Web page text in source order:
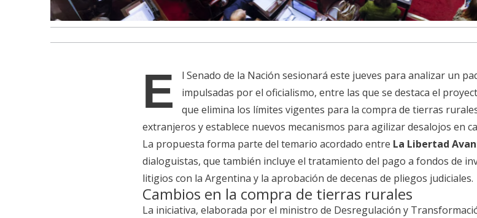
E
l Senado de la Nación sesionará este jueves para analizar un
impulsadas por el oficialismo, entre las que se destaca el
que elimina los límites vigentes para la compra de tierras
extranjeros y establece nuevos mecanismos para agilizar desalojos en
La propuesta forma parte del temario acordado entre La Libertad
dialoguistas, que también incluye el tratamiento del pago a fondos de
litigios con la Argentina y la aprobación de decenas de pliegos judiciales.
Cambios en la compra de tierras rurales
La iniciativa, elaborada por el ministro de Desregulación y